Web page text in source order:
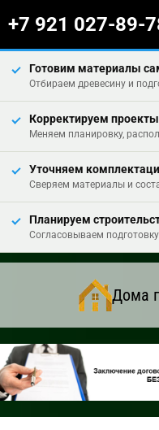
+7 921 027-89-
Готовим материалы
Отбираем древесину и
Корректируем проекты
Меняем планировку,
Уточняем
Сверяем материалы и
Планируем
Согласовываем
Дома